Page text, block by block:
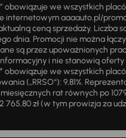
obowiązuje we wszystkich
internetowym aaaauto.pl/
ceną sprzedaży.
dnia. Promocji nie można
są przez upoważnionych
i nie stanowią
obowiązuje we wszystkich
(„RRSO“): 9,81%.
rat równych po
765,80 zł (w tym prowizja za